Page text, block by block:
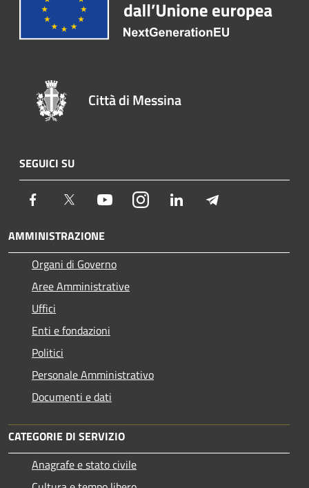
Città di Messina
SEGUICI SU
Facebook Twitter YoutubeInstagram LinkedIn
AMMINISTRAZIONE
Organi di Governo
Aree Amministrative
Uffici
Enti e fondazioni
Politici
Personale Amministrativo
Documenti e dati
CATEGORIE DI SERVIZIO
Anagrafe e stato civile